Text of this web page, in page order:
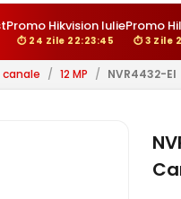
Promo Hikvision Iulie
⏱ 24 Zile 22:23:44
Promo
⏱ 3 Zile
canale / 12 MP / NVR4432-EI